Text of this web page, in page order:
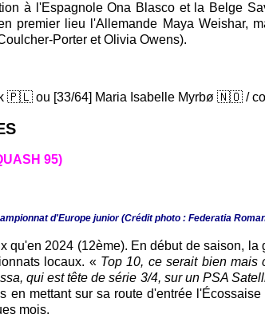
à l'Espagnole Ona Blasco et la Belge
premier lieu l'Allemande Maya Weishar,
Porter et Olivia Owens).
🇵🇱 ou [33/64] Maria Isabelle Myrbø 🇳🇴 /
95)
d'Europe junior (Crédit photo : Federatia
qu'en 2024 (12ème). En début de saison,
locaux. «Top 10, ce serait bien mais
qui est tête de série 3/4, sur un PSA
en mettant sur sa route d'entrée
mois.